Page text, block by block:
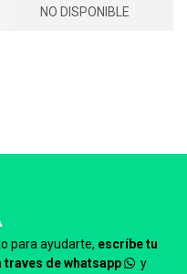
NO DISPONIBLE
para ayudarte, escríbe tu
de whatsapp
y